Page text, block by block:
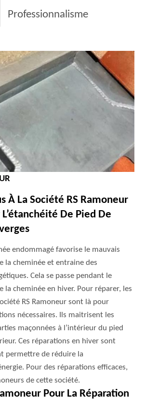
Professionnalisme
À La Société RS Ramoneur
De Pied De
endommagé favorise le mauvais
la cheminée et entraine des
Cela se passe pendant le
la cheminée en hiver. Pour réparer, les
RS Ramoneur sont là pour
nécessaires. Ils maitrisent les
maçonnées à l’intérieur du pied
Ces réparations en hiver sont
permettre de réduire la
Pour des réparations efficaces,
de cette société.
Pour La Réparation